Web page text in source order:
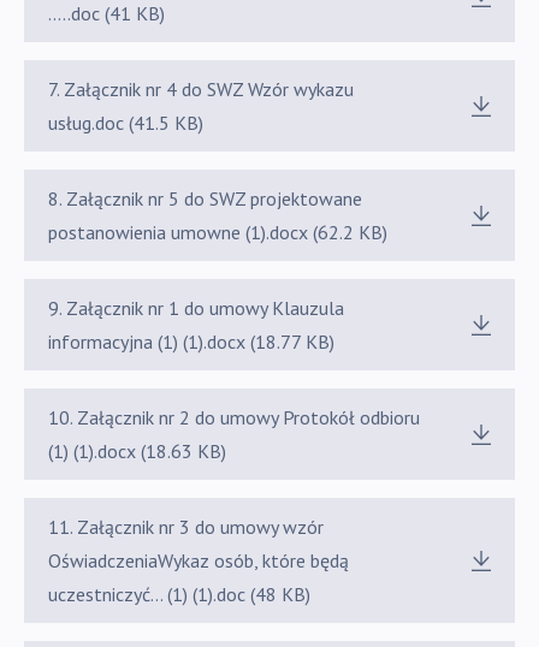
.....doc (41 KB)
7. Załącznik nr 4 do SWZ Wzór wykazu
usług.doc (41.5 KB)
8. Załącznik nr 5 do SWZ projektowane
postanowienia umowne (1).docx (62.2 KB)
9. Załącznik nr 1 do umowy Klauzula
informacyjna (1) (1).docx (18.77 KB)
10. Załącznik nr 2 do umowy Protokół odbioru
(1) (1).docx (18.63 KB)
11. Załącznik nr 3 do umowy wzór
OświadczeniaWykaz osób, które będą
uczestniczyć... (1) (1).doc (48 KB)